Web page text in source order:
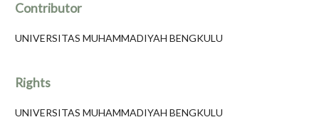
Contributor
UNIVERSITAS MUHAMMADIYAH BENGKULU
Rights
UNIVERSITAS MUHAMMADIYAH BENGKULU